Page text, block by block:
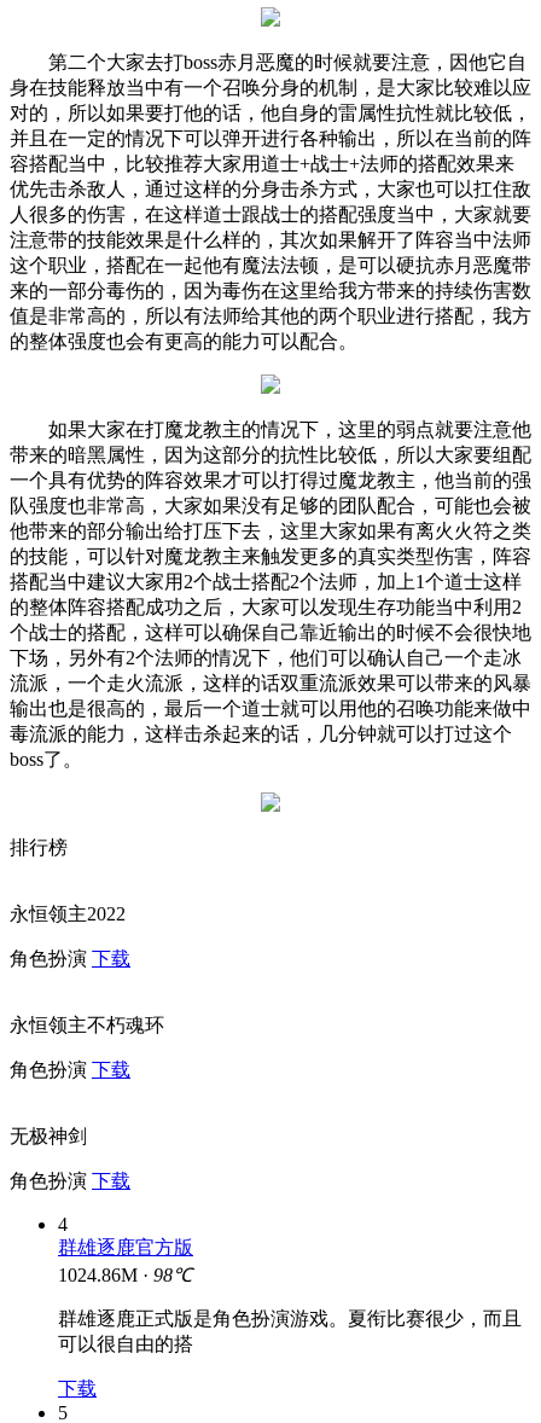
第二个大家去打boss赤月恶魔的时候就要注意，因他它自
身在技能释放当中有一个召唤分身的机制，是大家比较难以应
对的，所以如果要打他的话，他自身的雷属性抗性就比较低，
并且在一定的情况下可以弹开进行各种输出，所以在当前的阵
容搭配当中，比较推荐大家用道士+战士+法师的搭配效果来
优先击杀敌人，通过这样的分身击杀方式，大家也可以扛住敌
人很多的伤害，在这样道士跟战士的搭配强度当中，大家就要
注意带的技能效果是什么样的，其次如果解开了阵容当中法师
这个职业，搭配在一起他有魔法法顿，是可以硬抗赤月恶魔带
来的一部分毒伤的，因为毒伤在这里给我方带来的持续伤害数
值是非常高的，所以有法师给其他的两个职业进行搭配，我方
的整体强度也会有更高的能力可以配合。
如果大家在打魔龙教主的情况下，这里的弱点就要注意他
带来的暗黑属性，因为这部分的抗性比较低，所以大家要组配
一个具有优势的阵容效果才可以打得过魔龙教主，他当前的强
队强度也非常高，大家如果没有足够的团队配合，可能也会被
他带来的部分输出给打压下去，这里大家如果有离火火符之类
的技能，可以针对魔龙教主来触发更多的真实类型伤害，阵容
搭配当中建议大家用2个战士搭配2个法师，加上1个道士这样
的整体阵容搭配成功之后，大家可以发现生存功能当中利用2
个战士的搭配，这样可以确保自己靠近输出的时候不会很快地
下场，另外有2个法师的情况下，他们可以确认自己一个走冰
流派，一个走火流派，这样的话双重流派效果可以带来的风暴
输出也是很高的，最后一个道士就可以用他的召唤功能来做中
毒流派的能力，这样击杀起来的话，几分钟就可以打过这个
boss了。
排行榜
永恒领主2022
角色扮演 下载
永恒领主不朽魂环
角色扮演 下载
无极神剑
角色扮演 下载
4
群雄逐鹿官方版
1024.86M · 98℃
群雄逐鹿正式版是角色扮演游戏。夏衔比赛很少，而且
可以很自由的搭
下载
5